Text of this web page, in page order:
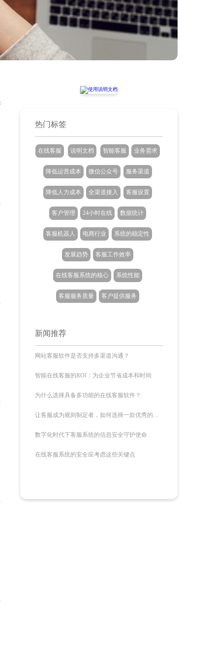
热门标签
在线客服 说明文档 智能客服 业务需求
降低运营成本 微信公众号 服务渠道
降低人力成本 全渠道接入 客服设置
客户管理 24小时在线 数据统计
客服机器人 电商行业 系统的稳定性
发展趋势 客服工作效率
在线客服系统的核心 系统性能
客服服务质量 客户提供服务
新闻推荐
网站客服软件是否支持多渠道沟通？
智能在线客服的ROI：为企业节省成本和时间
为什么选择具备多功能的在线客服软件？
让客服成为规则制定者，如何选择一款优秀的客服系统？
数字化时代下客服系统的信息安全守护使命
在线客服系统的安全应考虑这些关键点